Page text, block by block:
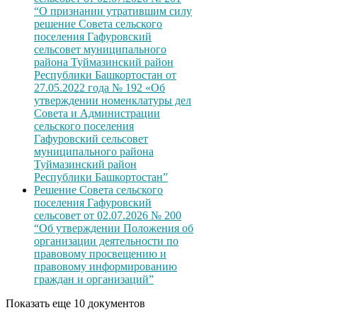
“О признании утратившим силу
решение Совета сельского
поселения Гафуровский
сельсовет муниципального
района Туймазинский район
Республики Башкортостан от
27.05.2022 года № 192 «Об
утверждении номенклатуры дел
Совета и Администрации
сельского поселения
Гафуровский сельсовет
муниципального района
Туймазинский район
Республики Башкортостан”
Решение Совета сельского
поселения Гафуровский
сельсовет от 02.07.2026 № 200
“Об утверждении Положения об
организации деятельности по
правовому просвещению и
правовому информированию
граждан и организаций”
Показать еще 10 документов